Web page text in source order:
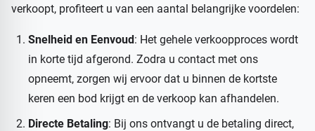
verkoopt, profiteert u van een aantal belangrijke voordelen:
Snelheid en Eenvoud: Het gehele verkoopproces wordt
in korte tijd afgerond. Zodra u contact met ons
opneemt, zorgen wij ervoor dat u binnen de kortste
keren een bod krijgt en de verkoop kan afhandelen.
Directe Betaling: Bij ons ontvangt u de betaling direct,